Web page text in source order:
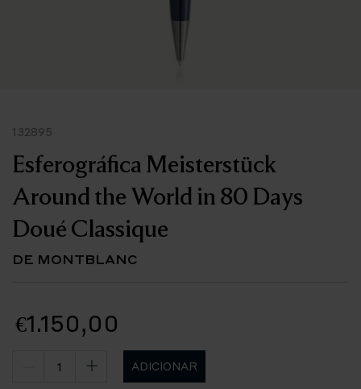
132895
Esferográfica Meisterstück
Around the World in 80 Days
Doué Classique
DE MONTBLANC
€1.150,00
ADICIONAR